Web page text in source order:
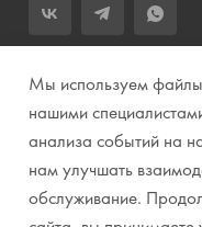
+7 (343) 283-
Заказать звонок
620144, г.
«Весенний», 2 этаж,
Мы используем
нашими
анализа событий на
нам улучшать
обслуживание.